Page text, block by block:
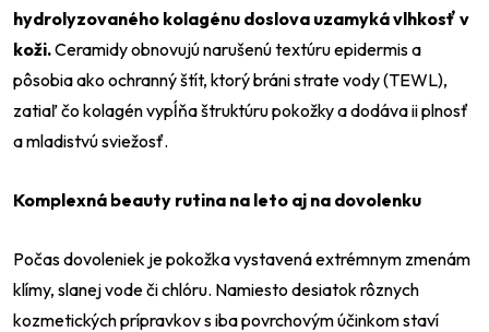
hydrolyzovaného kolagénu doslova uzamyká vlhkosť v
koži.Ceramidy obnovujú narušenú textúru epidermis a
pôsobia ako ochranný štít, ktorý bráni strate vody (TEWL),
zatiaľ čo kolagén vypĺňa štruktúru pokožky a dodáva ii plnosť
a mladistvú sviežosť.
Komplexná beauty rutina na leto aj na dovolenku
Počas dovoleniek je pokožka vystavená extrémnym zmenám
klímy, slanej vode či chlóru. Namiesto desiatok rôznych
kozmetických prípravkov s iba povrchovým účinkom staví